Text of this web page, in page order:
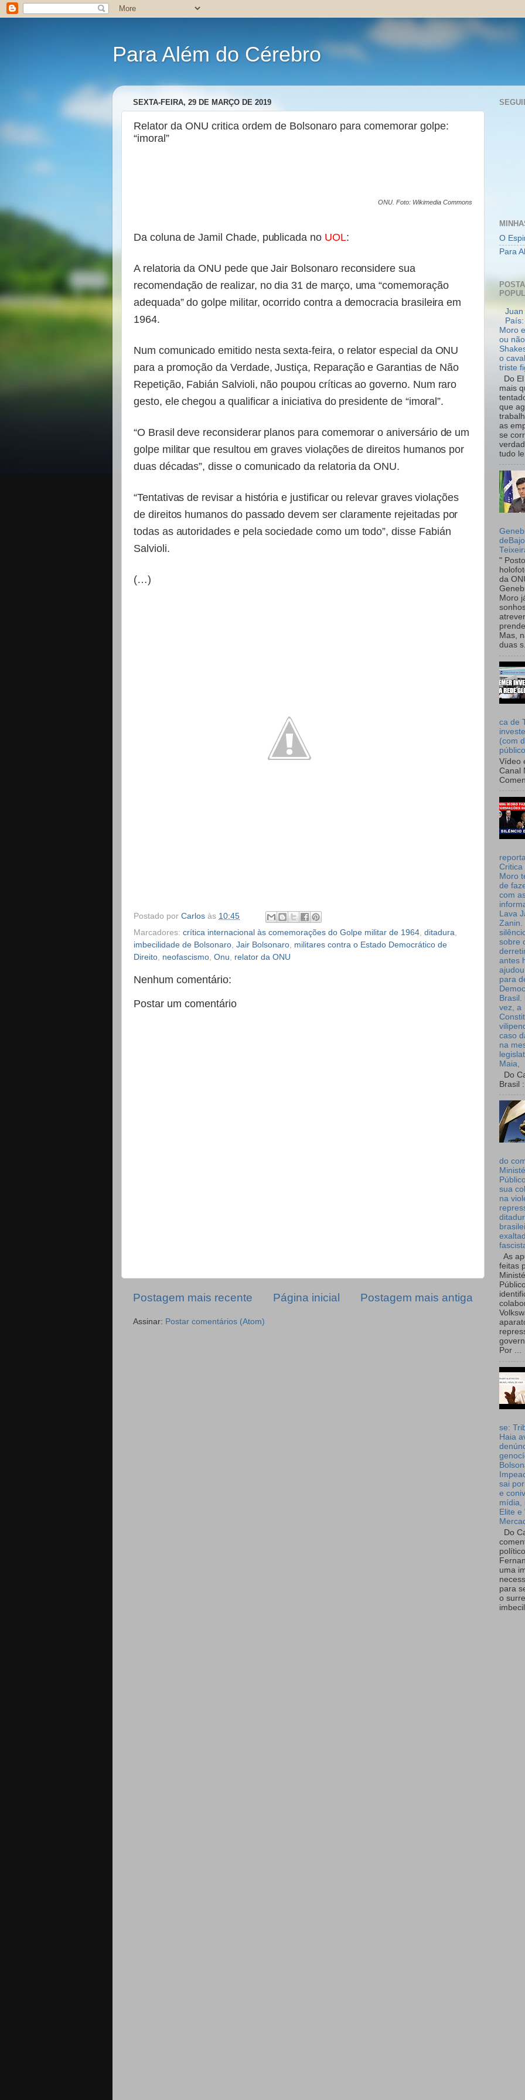
Para Além do Cérebro
SEXTA-FEIRA, 29 DE MARÇO DE 2019
Relator da ONU critica ordem de Bolsonaro para comemorar golpe:
“imoral”
ONU. Foto: Wikimedia Commons
Da coluna de Jamil Chade, publicada no UOL:
A relatoria da ONU pede que Jair Bolsonaro reconsidere sua
recomendação de realizar, no dia 31 de março, uma “comemoração
adequada” do golpe militar, ocorrido contra a democracia brasileira em
1964.
Num comunicado emitido nesta sexta-feira, o relator especial da ONU
para a promoção da Verdade, Justiça, Reparação e Garantias de Não
Repetição, Fabián Salvioli, não poupou críticas ao governo. Num raro
gesto, ele chegou a qualificar a iniciativa do presidente de “imoral”.
“O Brasil deve reconsiderar planos para comemorar o aniversário de um
golpe militar que resultou em graves violações de direitos humanos por
duas décadas”, disse o comunicado da relatoria da ONU.
“Tentativas de revisar a história e justificar ou relevar graves violações
de direitos humanos do passado devem ser claramente rejeitadas por
todas as autoridades e pela sociedade como um todo”, disse Fabián
Salvioli.
(…)
Postado por Carlos às 10:45
Marcadores: crítica internacional às comemorações do Golpe militar de 1964 ditadura
imbecilidade de Bolsonaro Jair Bolsonaro militares contra o Estado Democrático de
Direito neofascismo Onu relator da ONU
Nenhum comentário:
Postar um comentário
Postagem mais recente Postagem mais antiga
Página inicial
Assinar: Postar comentários (Atom)
O
Para
Juan
Moro
ou
o
triste
Do
mais
que
as
se
tudo
"
da
Moro
Mas,
duas
ca de
(com
Vídeo
Canal
Critica
Moro
de
com
Lava
Zanin.
sobre
antes
para
Brasil.
vez, a
caso
na
Maia,
Do
Brasil :
do
sua
na
As
feitas
Por ...
se:
Haia
sai
e
mídia,
Elite e
Do
uma
para
o